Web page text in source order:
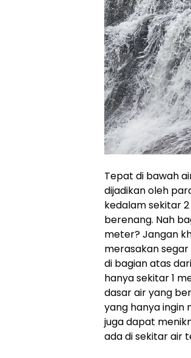
Tepat di bawah
dijadikan oleh
kedalam sekitar
berenang. Nah
meter? Jangan
merasakan
di bagian atas
hanya sekitar 1
dasar air yang
yang hanya ingin
juga dapat
ada di sekitar air